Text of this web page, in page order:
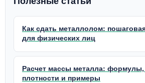
Как сдать металлолом:
для физических лиц
Расчет массы металла:
плотности и примеры